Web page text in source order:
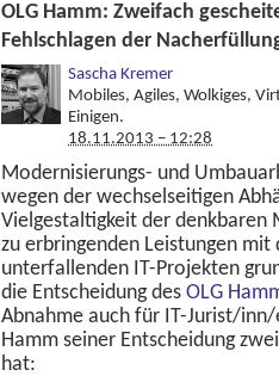
OLG Hamm: Zweifach
Fehlschlagen der
Sascha Kremer
Mobiles, Agiles, Wolkiges,
Einigen.
18.11.2013 – 12:28
Modernisierungs- und
wegen der wechselseitigen
Vielgestaltigkeit der denkbaren
zu erbringenden Leistungen
unterfallenden IT-Projekten
die Entscheidung des OLG
Abnahme auch für IT-Jurist/inn/
Hamm seiner Entscheidung
hat: